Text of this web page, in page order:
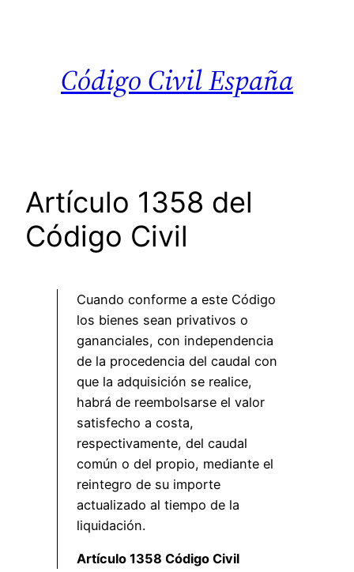
Código Civil España
Artículo 1358 del
Código Civil
Cuando conforme a este Código
los bienes sean privativos o
gananciales, con independencia
de la procedencia del caudal con
que la adquisición se realice,
habrá de reembolsarse el valor
satisfecho a costa,
respectivamente, del caudal
común o del propio, mediante el
reintegro de su importe
actualizado al tiempo de la
liquidación.
Artículo 1358 Código Civil